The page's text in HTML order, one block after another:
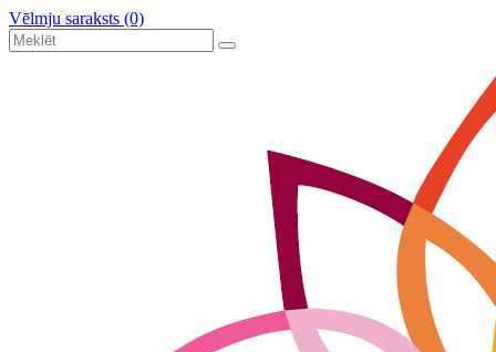
Vēlmju saraksts (0)